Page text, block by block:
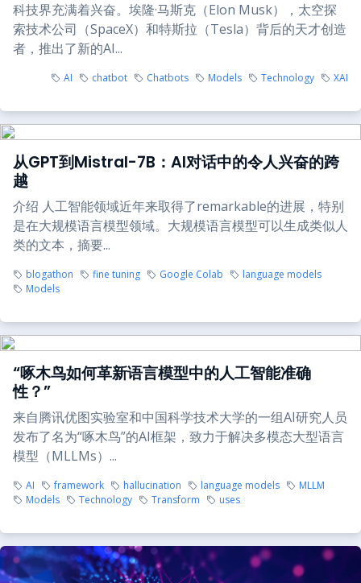
科技界充满着兴奋。埃隆·马斯克（Elon Musk），太空探
索技术公司（SpaceX）和特斯拉（Tesla）背后的天才创造
者，推出了新的AI...
AI chatbot Chatbots Models Technology XAI
从GPT到Mistral-7B：AI对话中的令人兴奋的跨
越
介绍 人工智能领域近年来取得了remarkable的进展，特别
是在大规模语言模型领域。大规模语言模型可以生成类似人
类的文本，摘要...
blogathon fine tuning Google Colab
language models
Models
“啄木鸟如何革新语言模型中的人工智能准确
性？”
来自腾讯优图实验室和中国科学技术大学的一组AI研究人员
发布了名为“啄木鸟”的AI框架，致力于解决多模态大型语言
模型（MLLMs）...
AI framework hallucination language models
MLLM
Models
Technology Transform uses